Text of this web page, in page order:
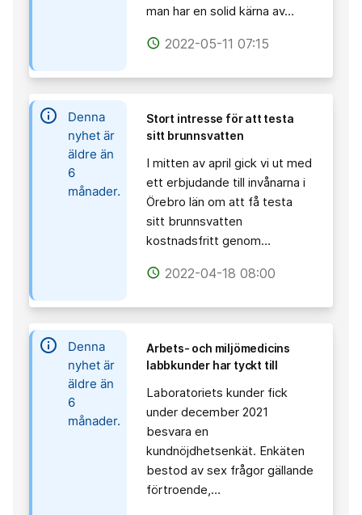
man har en solid kärna av…
access_time 2022-05-11 07:15
information
Denna
nyhet är
äldre än
6
månader.
Stort intresse för att testa
sitt brunnsvatten
I mitten av april gick vi ut med
ett erbjudande till invånarna i
Örebro län om att få testa
sitt brunnsvatten
kostnadsfritt genom…
access_time 2022-04-18 08:00
information
Denna
nyhet är
äldre än
6
månader.
Arbets- och miljömedicins
labbkunder har tyckt till
Laboratoriets kunder fick
under december 2021
besvara en
kundnöjdhetsenkät. Enkäten
bestod av sex frågor gällande
förtroende,…